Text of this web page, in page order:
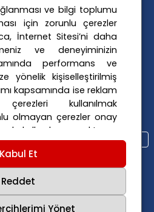
ve bilgi toplumu
için zorunlu çerezler
İnternet Sitesi’ni daha
ve deneyiminizin
performans ve
yönelik kişiselleştirilmiş
kapsamında ise reklam
kullanılmak
olmayan çerezler onay
kullanılmayacaktır.
saklanır.
tıklayınız.
Kabul Et
Reddet
Yönet
Polis Soruşturması
Sağlık Sistemi
Avusturya Siyaseti
Suç Haberleri
Trafik Haberleri
Trump
FPÖ
Graz Okul Saldırısı
Dolandırıcılığı
Müdahalesi
Viyana Polisi
Viyana Suç Haberleri